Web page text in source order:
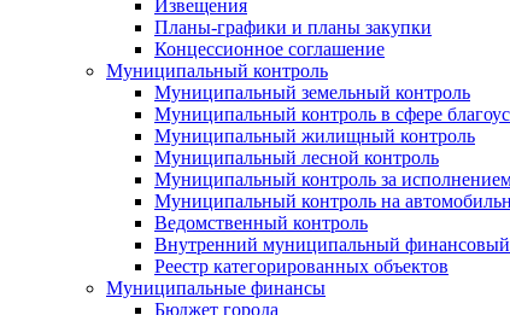
Извещения
Планы-графики и планы закупки
Концессионное соглашение
Муниципальный контроль
Муниципальный земельный контроль
Муниципальный контроль в сфере
Муниципальный жилищный контроль
Муниципальный лесной контроль
Муниципальный контроль за
Муниципальный контроль на
Ведомственный контроль
Внутренний муниципальный финансовый
Реестр категорированных объектов
Муниципальные финансы
Бюджет города